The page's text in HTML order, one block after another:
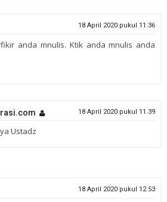
18 April 2020 pukul 11.36
anda mnulis. Ktik anda mnulis anda
18 April 2020 pukul 11.39
Ustadz
18 April 2020 pukul 12.53